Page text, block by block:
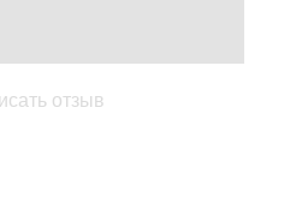
отзыв